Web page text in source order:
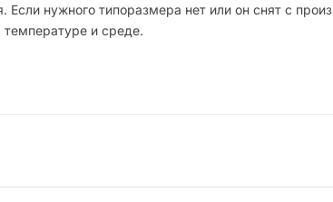
нужного типоразмера нет или он снят с
и среде.